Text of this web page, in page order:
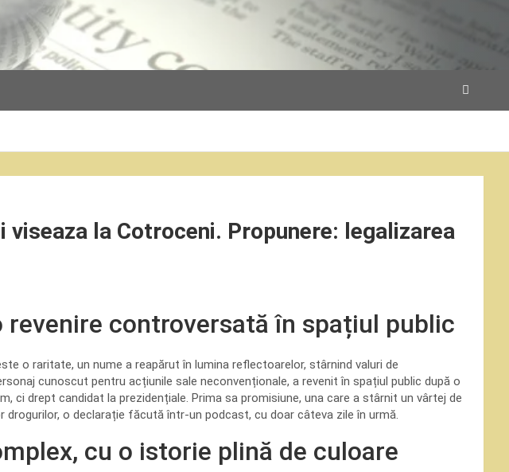
viseaza la Cotroceni. Propunere: legalizarea
revenire controversată în spațiul public
o raritate, un nume a reapărut în lumina reflectoarelor, stârnind valuri de
cunoscut pentru acțiunile sale neconvenționale, a revenit în spațiul public după o
ci drept candidat la prezidențiale. Prima sa promisiune, una care a stârnit un vârtej de
o declarație făcută într-un podcast, cu doar câteva zile în urmă.
cu o istorie plină de culoare